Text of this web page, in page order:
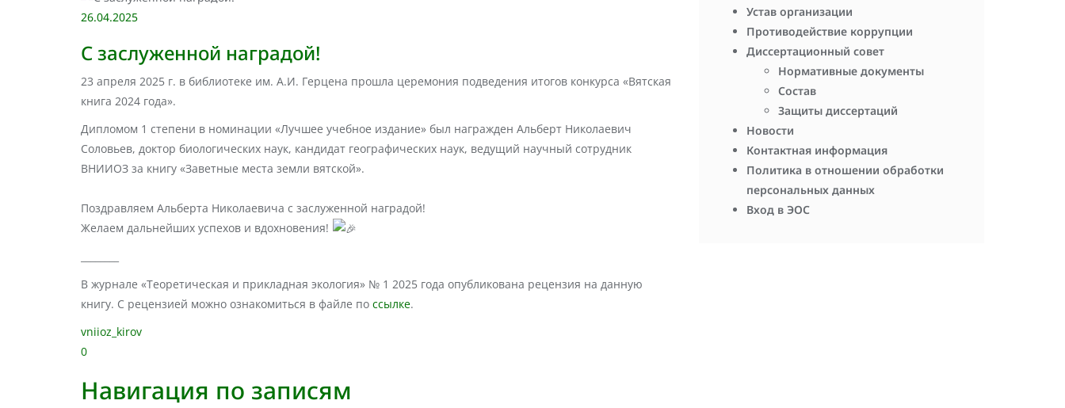
26.04.2025
С заслуженной наградой!
23 апреля 2025 г. в библиотеке им. А.И. Герцена прошла церемония подведения итогов конкурса «Вятская
книга 2024 года».
Дипломом 1 степени в номинации «Лучшее учебное издание» был награжден Альберт Николаевич
Соловьев, доктор биологических наук, кандидат географических наук, ведущий научный сотрудник
ВНИИОЗ за книгу «Заветные места земли вятской».
Поздравляем Альберта Николаевича с заслуженной наградой!
Желаем дальнейших успехов и вдохновения!
В журнале «Теоретическая и прикладная экология» № 1 2025 года опубликована рецензия на данную
книгу. С рецензией можно ознакомиться в файле по ссылке.
vniioz_kirov
0
Навигация по записям
Устав организации
Противодействие коррупции
Диссертационный совет
Нормативные документы
Состав
Защиты диссертаций
Новости
Контактная информация
Политика в отношении обработки
персональных данных
Вход в ЭОС